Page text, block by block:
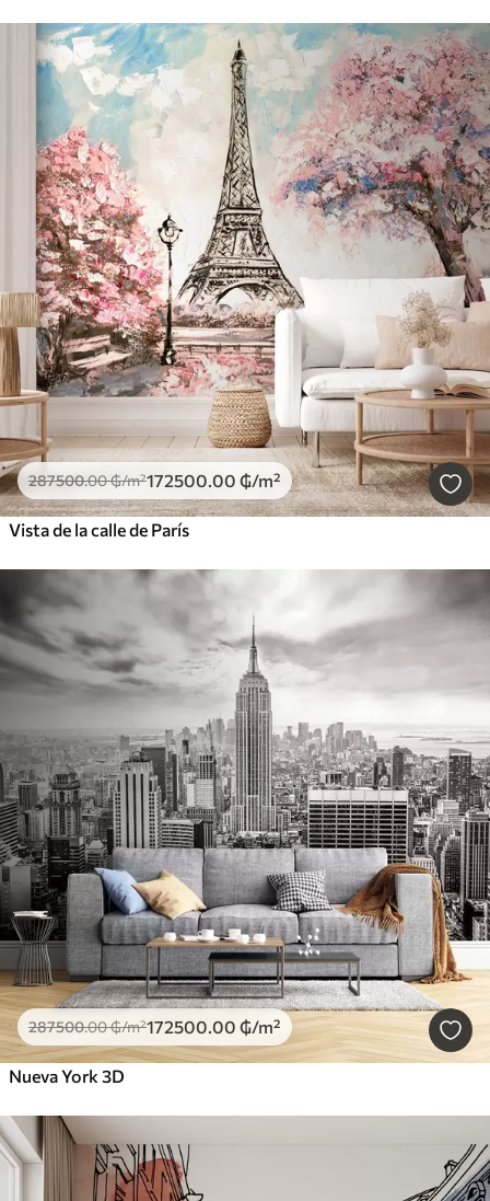
287500.00₲/m²172500.00 ₲/m²
Vista de la calle de París
287500.00₲/m²172500.00 ₲/m²
Nueva York 3D